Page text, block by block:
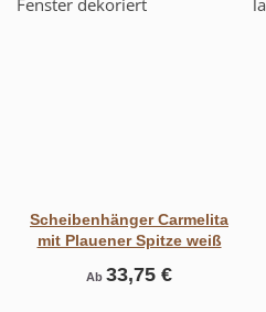
Scheibenhänger Carmelita
mit Plauener Spitze weiß
Ab 33,75 €